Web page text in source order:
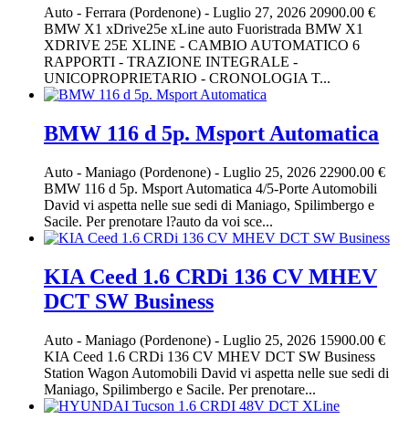
Auto - Ferrara (Pordenone) - Luglio 27, 2026 20900.00 €
BMW X1 xDrive25e xLine auto Fuoristrada BMW X1
XDRIVE 25E XLINE - CAMBIO AUTOMATICO 6
RAPPORTI - TRAZIONE INTEGRALE -
UNICOPROPRIETARIO - CRONOLOGIA T...
BMW 116 d 5p. Msport Automatica
Auto - Maniago (Pordenone) - Luglio 25, 2026 22900.00 €
BMW 116 d 5p. Msport Automatica 4/5-Porte Automobili
David vi aspetta nelle sue sedi di Maniago, Spilimbergo e
Sacile. Per prenotare l?auto da voi sce...
KIA Ceed 1.6 CRDi 136 CV MHEV
DCT SW Business
Auto - Maniago (Pordenone) - Luglio 25, 2026 15900.00 €
KIA Ceed 1.6 CRDi 136 CV MHEV DCT SW Business
Station Wagon Automobili David vi aspetta nelle sue sedi di
Maniago, Spilimbergo e Sacile. Per prenotare...